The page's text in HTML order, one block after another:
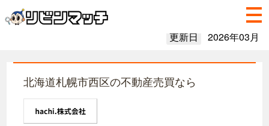
更新日 2026年03月
北海道札幌市西区の不動産売買なら